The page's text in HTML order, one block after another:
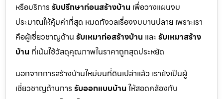
หรือบริการ รับปรึกษาก่อนสร้างบ้าน เพื่อวางแผนงบ
ประมาณให้คุ้มค่าที่สุด หมดกังวลเรื่องงบบานปลาย เพราะเรา
คือผู้เชี่ยวชาญด้าน รับเหมาก่อสร้างบ้าน และ รับเหมาสร้าง
บ้าน ที่เน้นใช้วัสดุคุณภาพในราคาถูกสุดประหยัด
นอกจากการสร้างบ้านใหม่บนที่ดินเปล่าแล้ว เรายังเป็นผู้
เชี่ยวชาญด้านการ รับออกแบบบ้าน ให้สอดคล้องกับ